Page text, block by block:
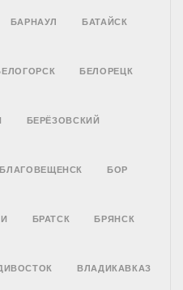
БАРНАУЛ БАТАЙСК
БЕЛОРЕЦК
БЕРЁЗОВСКИЙ
БЛАГОВЕЩЕНСК БОР
БРАТСК БРЯНСК
ВЛАДИКАВКАЗ